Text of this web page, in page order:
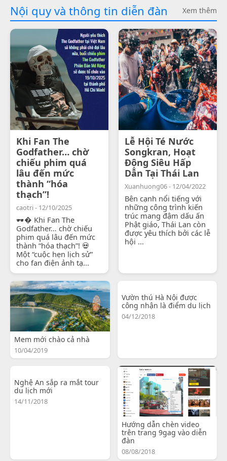
Nội quy và thông tin diễn đàn Xem thêm
Khi Fan The
Godfather… chờ
chiếu phim quá
lâu đến mức
thành “hóa
thạch”!
caotri - 12/10/2025
🕶� Khi Fan The
Godfather… chờ chiếu
phim quá lâu đến mức
thành “hóa thạch”! 💀
Một “cuộc hẹn lịch sử”
cho fan điện ảnh tạ...
Lễ Hội Té Nước
Songkran, Hoạt
Động Siêu Hấp
Dẫn Tại Thái Lan
Xuanhuong06 - 12/04/2022
Bên cạnh nổi tiếng với
những công trình kiến
trúc mang đậm dấu ấn
Phật giáo, Thái Lan còn
được yêu thích bởi các lễ
hội ...
Mem mới chào cả nhà
10/04/2019
Vườn thú Hà Nội được
công nhận là điểm du lịch
04/12/2018
Nghệ An sắp ra mắt tour
du lịch mới
14/11/2018
Hướng dẫn chèn video
trên trang 9gag vào diễn
đàn
08/08/2018